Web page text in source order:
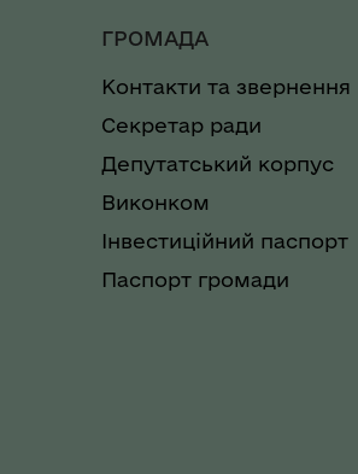
ГРОМАДА
Контакти та звернення
Секретар ради
Депутатський корпус
Виконком
Інвестиційний паспорт
Паспорт громади